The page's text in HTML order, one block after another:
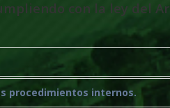
con la ley del
procedimientos internos.